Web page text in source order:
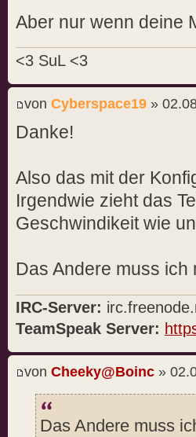
Aber nur wenn deine
<3 SuL <3
von Cyberspace19 »
Danke!
Also das mit der
Irgendwie zieht das
Geschwindikeit wie
Das Andere muss ich
IRC-Server:
TeamSpeak Server:
von Cheeky@Boinc »
Das Andere muss